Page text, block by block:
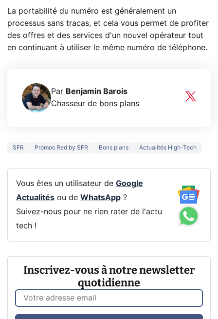
La portabilité du numéro est généralement un
processus sans tracas, et cela vous permet de profiter
des offres et des services d'un nouvel opérateur tout
en continuant à utiliser le même numéro de téléphone.
Par Benjamin Barois
Chasseur de bons plans
SFR Promos Red by SFR Bons plans Actualités High-Tech
Vous êtes un utilisateur de Google
Actualitésou de WhatsApp?
Suivez-nous pour ne rien rater de l'actu
tech !
Inscrivez-vous à notre newsletter
quotidienne